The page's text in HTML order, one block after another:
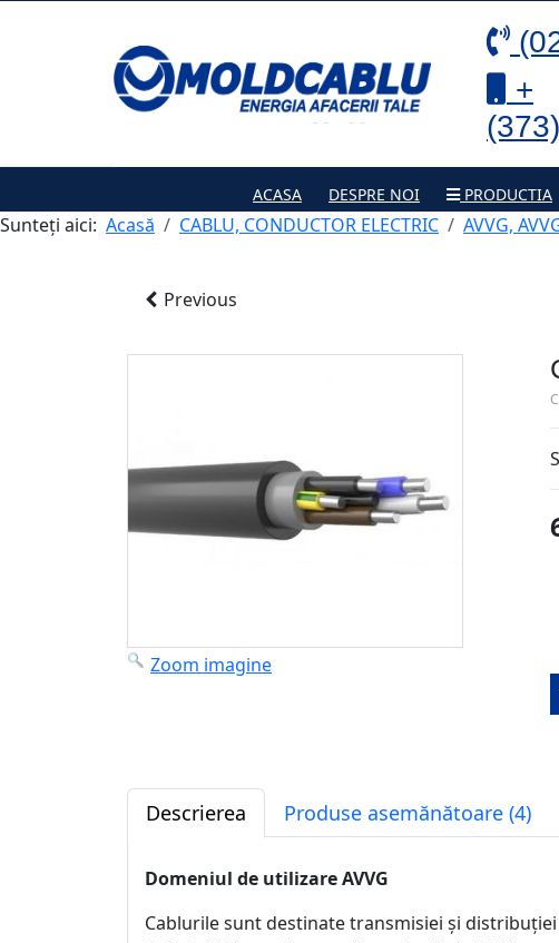
+
ACASA DESPRE NOI PRODUCTIA
Sunteți aici: Acasă CABLU, CONDUCTOR ELECTRIC AVVG,
Previous
Zoom imagine
Descrierea Produse asemănătoare (4)
Domeniul de utilizare AVVG
Cablurile sunt destinate transmisiei și